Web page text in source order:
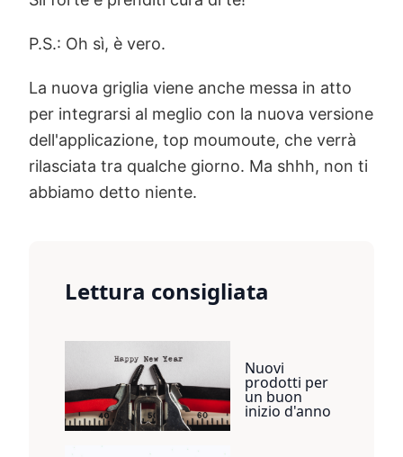
P.S.: Oh sì, è vero.
La nuova griglia viene anche messa in atto
per integrarsi al meglio con la nuova versione
dell'applicazione, top moumoute, che verrà
rilasciata tra qualche giorno. Ma shhh, non ti
abbiamo detto niente.
Lettura consigliata
Nuovi
prodotti per
un buon
inizio d'anno